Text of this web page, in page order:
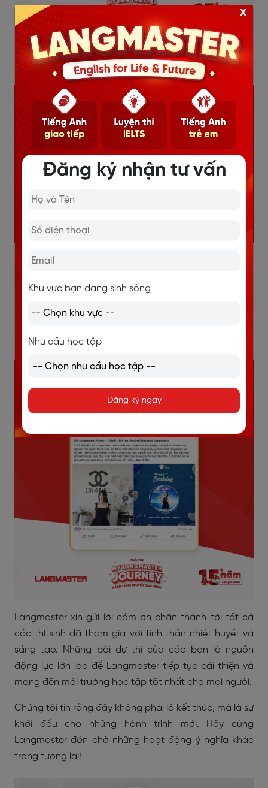
Cố vấn học tập được yêu thích nhất:
Nguyễn
Ngọc Anh
Cố vấn nhiệt huyết nhất:
Langmaster xin gửi lời cảm ơn chân thành tới tất cả
các thí sinh đã tham gia với tinh thần nhiệt huyết và
sáng tạo. Những bài dự thi của các bạn là nguồn
động lực lớn lao để Langmaster tiếp tục cải thiện và
mang đến môi trường học tập tốt nhất cho mọi người.
Chúng tôi tin rằng đây không phải là kết thúc, mà là sự
khởi đầu cho những hành trình mới. Hãy cùng
Langmaster đón chờ những hoạt động ý nghĩa khác
trong tương lai!
Đăng ký nhận tư vấn
Khu vực bạn đang sinh sống
Nhu cầu học tập
Đăng ký ngay
x